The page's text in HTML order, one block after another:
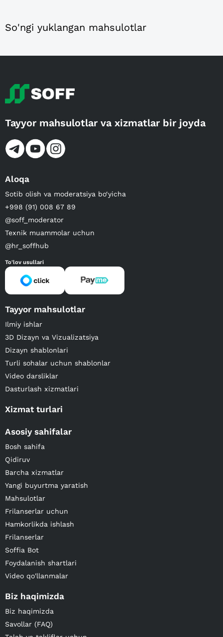
So'ngi yuklangan mahsulotlar
Tayyor mahsulotlar va xizmatlar bir joyda
Aloqa
Sotib olish va moderatsiya bo‘yicha
+998 (91) 008 67 89
@soff_moderator
Texnik muammolar uchun
@hr_soffhub
To'lov usullari
Tayyor mahsulotlar
Ilmiy ishlar
3D Dizayn va Vizualizatsiya
Dizayn shablonlari
Turli sohalar uchun shablonlar
Video darsliklar
Dasturlash xizmatlari
Xizmat turlari
Asosiy sahifalar
Bosh sahifa
Qidiruv
Barcha xizmatlar
Yangi buyurtma yaratish
Mahsulotlar
Frilanserlar uchun
Hamkorlikda ishlash
Frilanserlar
Soffia Bot
Foydalanish shartlari
Video qo'llanmalar
Biz haqimizda
Biz haqimizda
Savollar (FAQ)